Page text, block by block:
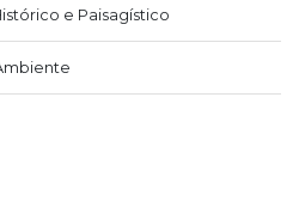
e Paisagístico